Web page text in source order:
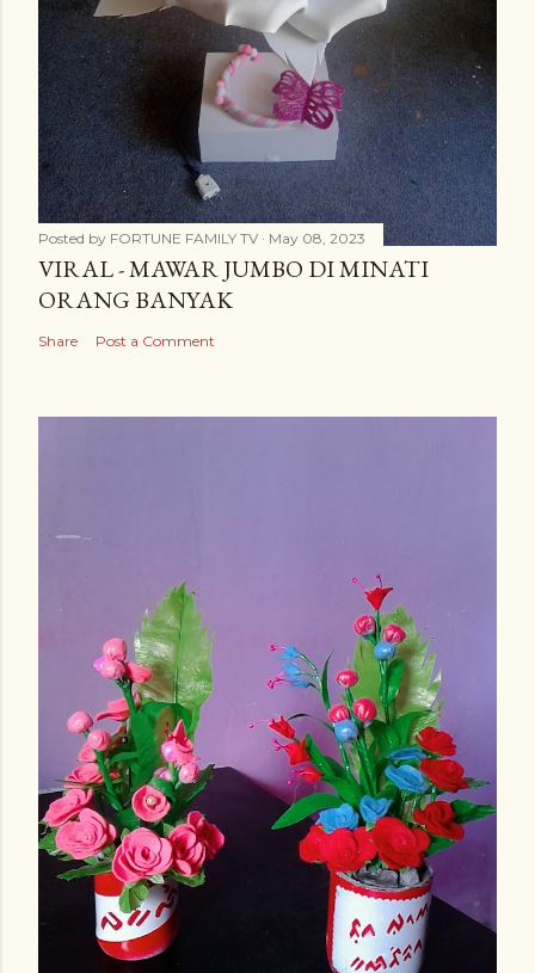
Posted by FORTUNE FAMILY TV May 08, 2023
VIRAL - MAWAR JUMBO DI MINATI
ORANG BANYAK
Share Post a Comment